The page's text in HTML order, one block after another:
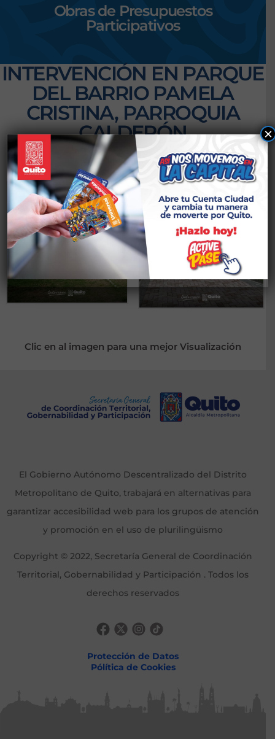
Obras de Presupuestos
Participativos
INTERVENCIÓN EN PARQUE
DEL BARRIO PAMELA
CRISTINA, PARROQUIA
CALDERÓN
Clic en al imagen para una mejor Visualización
El Gobierno Autónomo Descentralizado del Distrito
Metropolitano de Quito, trabajará en alternativas para
garantizar accesibilidad web para los grupos de atención
y promoción en el uso de plurilingüismo
Copyright © 2022, Secretaría General de Coordinación
Territorial, Gobernabilidad y Participación . Todos los
derechos reservados
Protección de Datos
Pólítica de Cookies
×